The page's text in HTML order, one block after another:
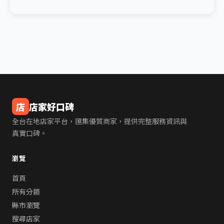
店 店家好口碑
全台在地店家平台，匯集優質商家，提供完整服務資訊與
真實口碑。
瀏覽
首頁
所有分類
縣市瀏覽
搜尋店家